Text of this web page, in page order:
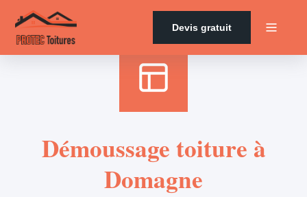
Devis gratuit
Démoussage toiture à
Domagne